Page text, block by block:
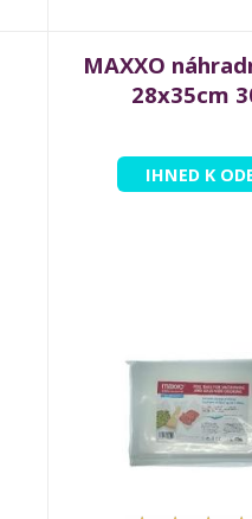
MAXXO
28x35cm
IHNED K